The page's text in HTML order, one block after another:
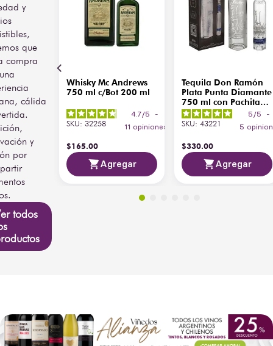
y
que
compra
cálida
y
por
todos
Whisky Mc Andrews
750 ml c/Bot 200 ml
4.7/5
-
11 opiniones
SKU: 32258
$165.00
Agregar
Tequila Don Ramón
Plata Punta Diamante
750 ml con Pachita
200 ml
5/5
-
5
SKU: 43221
$330.00
Agregar